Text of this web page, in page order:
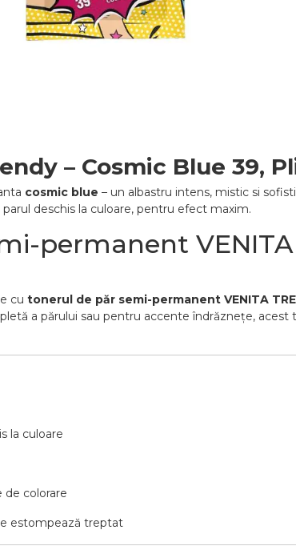
– Cosmic Blue 39,
cosmic blue – un albastru intens, mistic si
deschis la culoare, pentru efect maxim.
permanent
cu tonerul de păr semi-permanent VENITA
a părului sau pentru accente îndrăznețe, acest
la culoare
colorare
estompează treptat